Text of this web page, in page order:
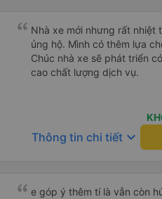
Nhà xe mới nhưng rất nhiệt
ủng hộ. Mình có thêm lựa
Chúc nhà xe sẽ phát triển
cao chất lượng dịch vụ.
Thông tin chi tiết keyboard_arrow_down
e góp ý thêm tí là vẫn còn